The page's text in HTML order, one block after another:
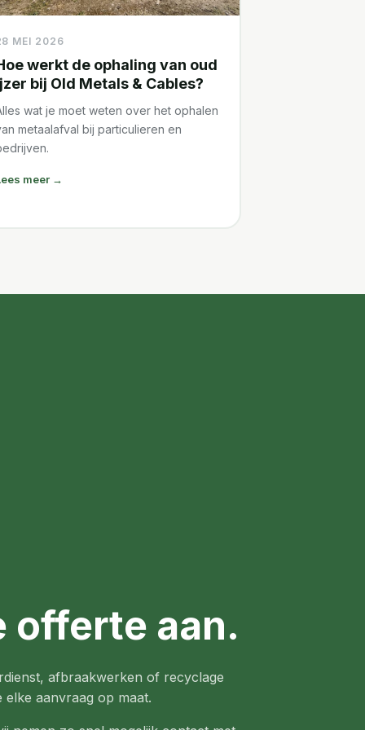
MEI 2026
werkt de ophaling van oud
bij Old Metals & Cables?
wat je moet weten over het ophalen
metaalafval bij particulieren en
meer →
offerte aan.
afbraakwerken of recyclage
aanvraag op maat.